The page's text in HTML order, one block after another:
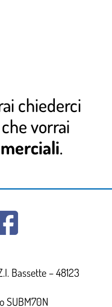
chiederci
che vorrai
.
Bassette – 48123
SUBM70N